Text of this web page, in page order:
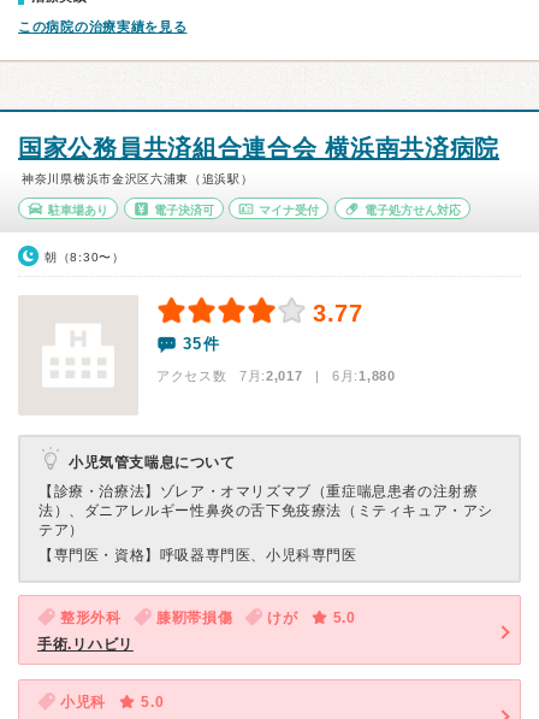
この病院の治療実績を見る
国家公務員共済組合連合会 横浜南共済病院
神奈川県横浜市金沢区六浦東（追浜駅）
駐車場あり 電子決済可 マイナ受付 電子処方せん対応
朝（8:30〜）
3.77
35件
アクセス数 7月:2,017 | 6月:1,880
小児気管支喘息について
【診療・治療法】 ゾレア・オマリズマブ（重症喘息患者の注射療
法）、ダニアレルギー性鼻炎の舌下免疫療法（ミティキュア・アシ
テア）
【専門医・資格】 呼吸器専門医、小児科専門医
整形外科 膝靭帯損傷 けが
5.0
手術.リハビリ
小児科
5.0